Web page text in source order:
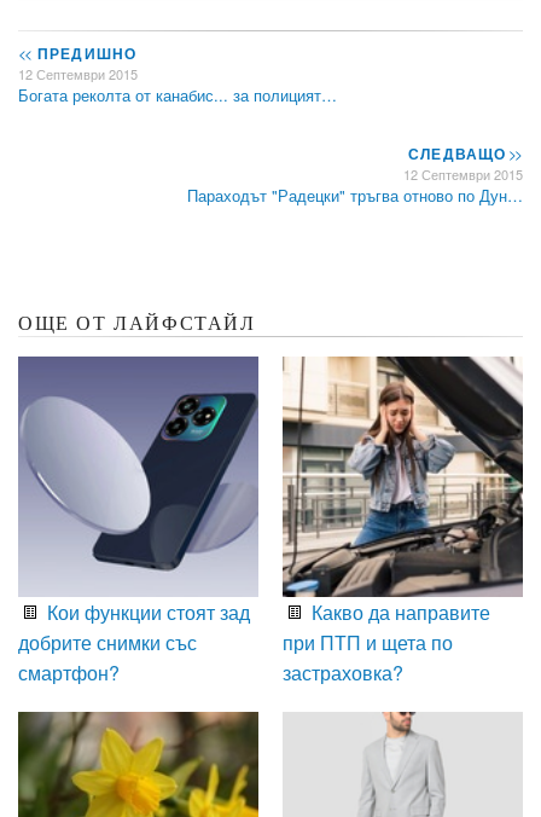
<< ПРЕДИШНО
12 Септември 2015
Богата реколта от канабис... за полицият…
СЛЕДВАЩО>>
12 Септември 2015
Параходът "Радецки" тръгва отново по Дун…
ОЩЕ ОТ ЛАЙФСТАЙЛ
Кои функции стоят зад
добрите снимки със
смартфон?
Какво да направите
при ПТП и щета по
застраховка?